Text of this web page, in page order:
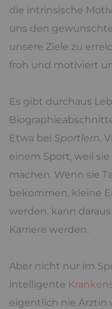
die intrinsische
uns den
unsere Ziele zu
froh und motiviert
Es gibt durchaus
Etwa bei Sportlern.
einem Sport, weil
machen. Wenn sie
bekommen, kleine
werden, kann
Karriere werden.
Aber nicht nur im
intelligente
eigentlich nie Ärztin